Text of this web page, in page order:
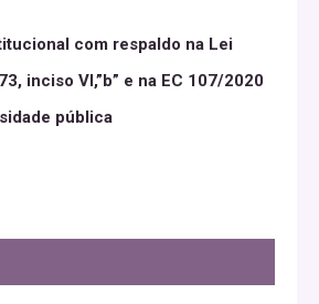
com respaldo na Lei
inciso VI,”b” e na EC 107/2020
pública